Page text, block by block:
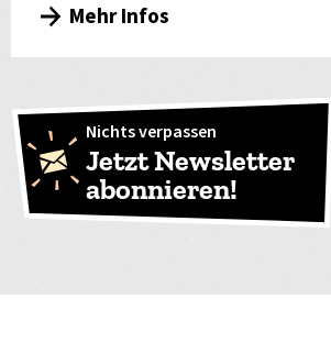
Mehr Infos
Nichts verpassen
Jetzt Newsletter
abonnieren!